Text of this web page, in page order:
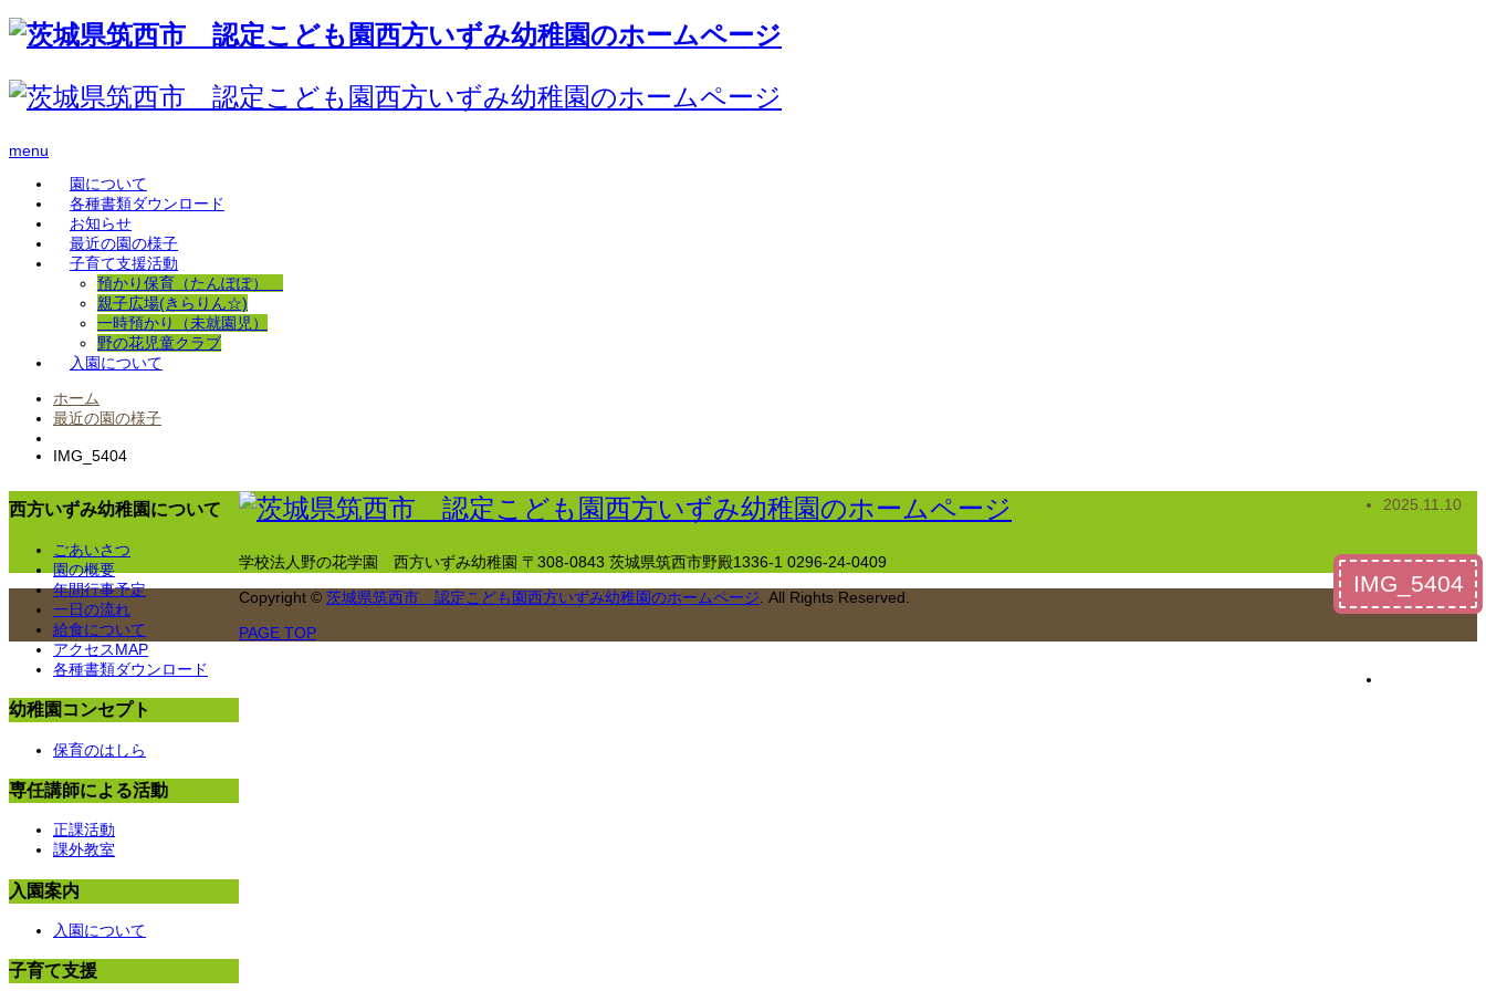
menu
園について
各種書類ダウンロード
お知らせ
最近の園の様子
子育て支援活動
預かり保育（たんぽぽ）
親子広場(きらりん☆)
一時預かり（未就園児）
野の花児童クラブ
入園について
ホーム
最近の園の様子
IMG_5404
2025.11.10
IMG_5404
西方いずみ幼稚園について
ごあいさつ
園の概要
年間行事予定
一日の流れ
給食について
アクセスMAP
各種書類ダウンロード
幼稚園コンセプト
保育のはしら
専任講師による活動
正課活動
課外教室
入園案内
入園について
子育て支援
学校法人野の花学園 西方いずみ幼稚園 〒308-0843 茨城県筑西市野殿1336-1 0296-24-0409
Copyright © 茨城県筑西市 認定こども園西方いずみ幼稚園のホームページ . All Rights Reserved.
PAGE TOP